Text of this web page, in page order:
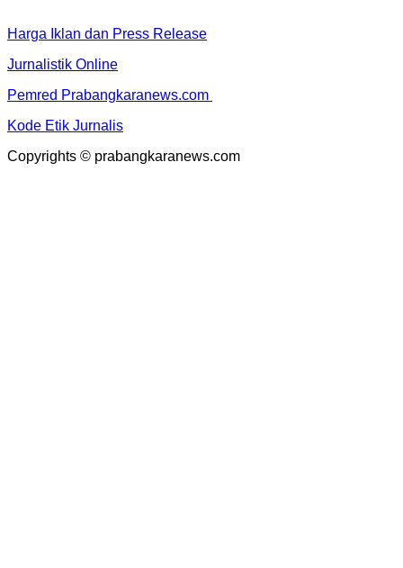
Harga Iklan dan Press Release
Jurnalistik Online
Pemred Prabangkaranews.com
Kode Etik Jurnalis
Copyrights © prabangkaranews.com